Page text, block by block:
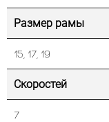
Размер рамы
15, 17, 19
Скоростей
7